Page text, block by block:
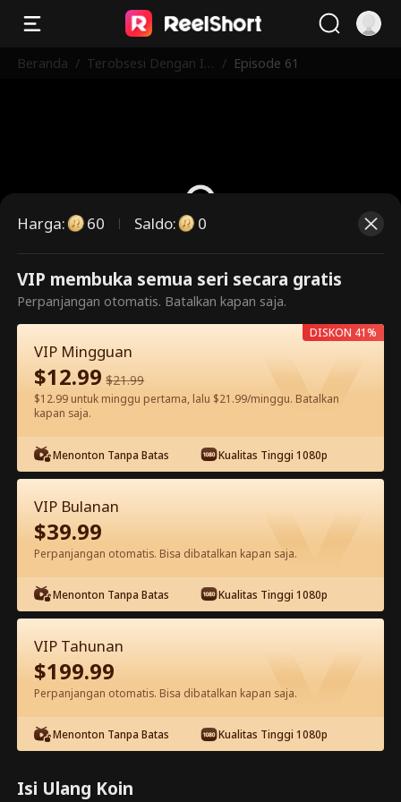
Beranda / Terobsesi Dengan Is
/ Episode 61
Ini adalah episode berbayar.
Silakan buka untuk menonton.
60
Episode 61 - Terobsesi Dengan Istri
Bisunya Film Lengkap
0-49 50-85 Semua Episode
61 62 64 65
Harga: 60 Saldo: 0
VIP membuka semua seri secara gratis
Perpanjangan otomatis. Batalkan kapan saja.
VIP Mingguan
$12.99 $21.99
$12.99 untuk minggu pertama, lalu $21.99/minggu. Batalkan
kapan saja.
Menonton Tanpa Batas Kualitas Tinggi 1080p
DISKON 41%
VIP Bulanan
$39.99
Perpanjangan otomatis. Bisa dibatalkan kapan saja.
Menonton Tanpa Batas Kualitas Tinggi 1080p
VIP Tahunan
$199.99
Perpanjangan otomatis. Bisa dibatalkan kapan saja.
Menonton Tanpa Batas Kualitas Tinggi 1080p
Isi Ulang Koin